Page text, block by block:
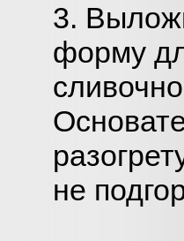
3.
форму
не